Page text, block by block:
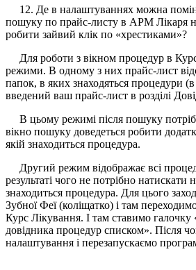
12. Де в налаштуваннях можна
пошуку по прайс-листу в АРМ Лікаря
робити зайвий клік по «хрестиками»?
Для роботи з вікном процедур в
режими. В одному з них прайс-лист
папок, в яких знаходяться процедури (в
введений ваш прайс-лист в розділі
В цьому режимі після пошуку
вікно пошуку доведеться робити
якій знаходиться процедура.
Другий режим відображає всі
результаті чого не потрібно натискати
знаходиться процедура. Для цього
Зубної Феї (коліщатко) і там
Курс Лікування. І там ставимо
довідника процедур списком». Після
налаштування і перезапускаємо